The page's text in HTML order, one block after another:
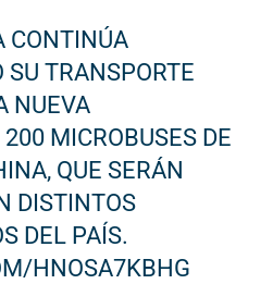
TRANSPORTE
NUEVA
MICROBUSES DE
QUE SERÁN
DISTINTOS
DEL PAÍS.
HNOSA7KBHG